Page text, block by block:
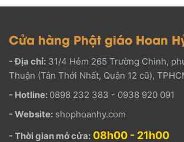
Cửa hàng Phật giáo Hoan
- Địa chỉ: 31/4 Hẻm 265 Trường Chinh,
Thuận (Tân Thới Nhất, Quận 12 cũ),
- Hotline: 0898 232 383 - 0938 920 091
- Website: shophoanhy.com
- Thời gian mở cửa: 08h00 - 21h00